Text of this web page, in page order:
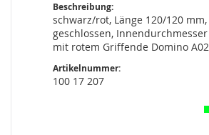
Beschreibung:
schwarz/rot, Länge 120/120 mm,
geschlossen,
mit rotem Griffende Domino
Artikelnummer:
100 17 207